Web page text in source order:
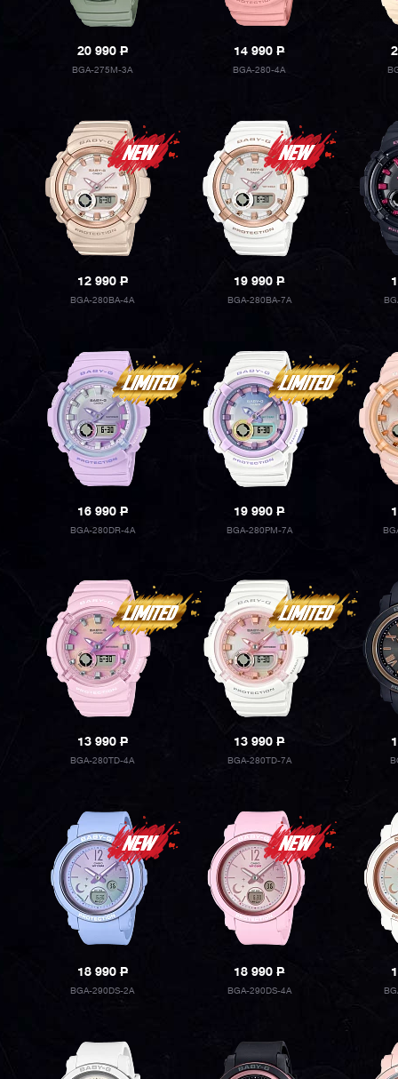
20 990P
BGA-275M-3A
14 990P
BGA-280-4A
12 990P
BGA-280BA-4A
19 990P
BGA-280BA-7A
16 990P
BGA-280DR-4A
19 990P
BGA-280PM-7A
13 990P
BGA-280TD-4A
13 990P
BGA-280TD-7A
18 990P
BGA-290DS-2A
18 990P
BGA-290DS-4A